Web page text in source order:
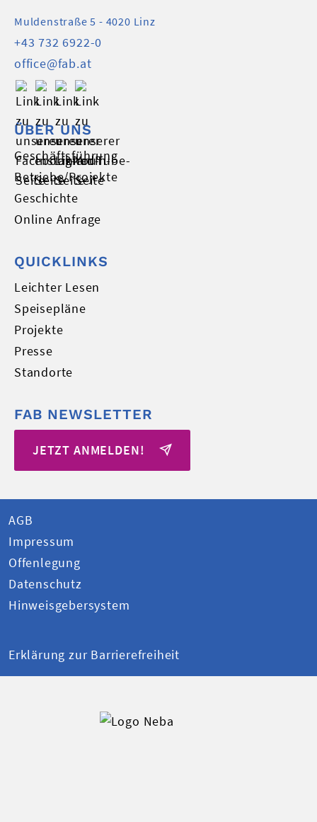
Muldenstraße 5 - 4020 Linz
+43 732 6922-0
office@fab.at
ÜBER UNS
Geschäftsführung
Betriebe/Projekte
Geschichte
Online Anfrage
QUICKLINKS
Leichter Lesen
Speisepläne
Projekte
Presse
Standorte
FAB NEWSLETTER
JETZT ANMELDEN!
AGB
Impressum
Offenlegung
Datenschutz
Hinweisgebersystem
Erklärung zur Barrierefreiheit